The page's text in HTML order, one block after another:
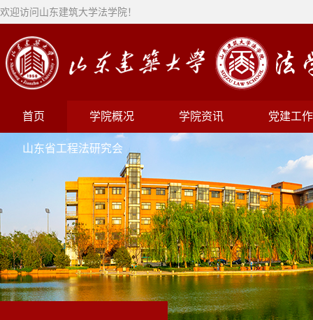
欢迎访问山东建筑大学法学院！
首页 学院概况 学院资讯 党建工作
山东省工程法研究会